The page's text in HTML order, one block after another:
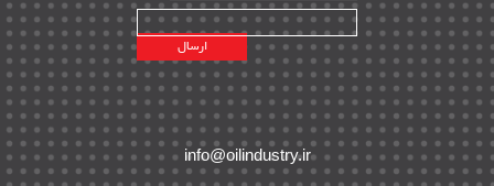
اطلاعات انرژی کشورها | ۱۴
پروژه های خارجی | ۱۵
نقشه های نفت و گاز خارجی | ۱۰
شرکت های نفتی | ۱۴
پلانت های فعال | ۴۰
طرح ها و پروژه ها | ۳۵
info@oilindustry.ir